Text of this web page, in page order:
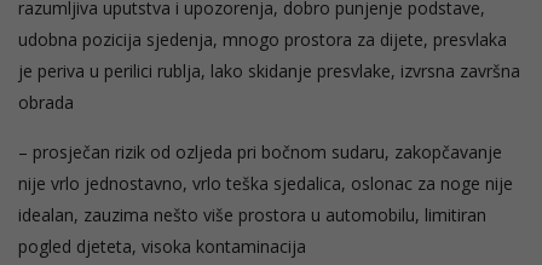
razumljiva uputstva i upozorenja, dobro punjenje podstave,
udobna pozicija sjedenja, mnogo prostora za dijete, presvlaka
je periva u perilici rublja, lako skidanje presvlake, izvrsna završna
obrada
– prosječan rizik od ozljeda pri bočnom sudaru, zakopčavanje
nije vrlo jednostavno, vrlo teška sjedalica, oslonac za noge nije
idealan, zauzima nešto više prostora u automobilu, limitiran
pogled djeteta, visoka kontaminacija